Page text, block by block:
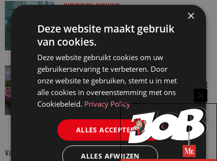
JURIDISCH NIEUWS
Hugo Nieuwenhuizen over puzzels, puzzelen
en taalvondsten
3 augustus 2026
JURIDISCH NIEUWS
Regenboognetwerk van de Rechtspraak vaart
mee met botenparade Pride
3 augustus 2026
Van onze kennispartners
×
Deze website maakt gebruik
van cookies.
Deze website gebruikt cookies om uw
gebruikerservaring te verbeteren. Door
onze website te gebruiken, stemt u in met
alle cookies in overeenstemming met ons
Cookiebeleid. Privacy Policy
ALLES ACCEPTEREN
ALLES AFWIJZEN